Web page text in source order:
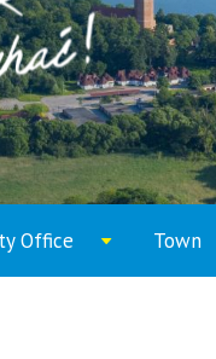
Expand
menu
Office Town